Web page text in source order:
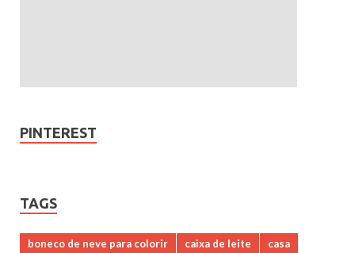
PINTEREST
TAGS
boneco de neve para colorir caixa de leite
casa